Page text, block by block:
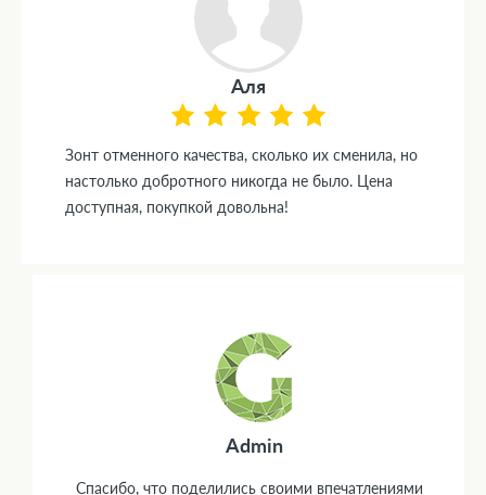
Аля
Зонт отменного качества, сколько их сменила, но
настолько добротного никогда не было. Цена
доступная, покупкой довольна!
Admin
Спасибо, что поделились своими впечатлениями